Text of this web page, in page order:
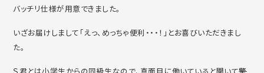
バッチリ仕様が用意できました。
いざお届けしまして「えっ、めっちゃ便利・・・！」とお喜びいただきまし
た。